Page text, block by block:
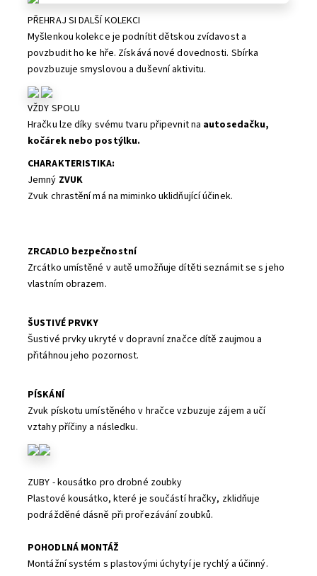
PŘEHRAJ SI DALŠÍ KOLEKCI
Myšlenkou kolekce je podnítit dětskou zvídavost a
povzbudit ho ke hře. Získává nové dovednosti. Sbírka
povzbuzuje smyslovou a duševní aktivitu.
VŽDY SPOLU
Hračku lze díky svému tvaru připevnit na autosedačku,
kočárek nebo postýlku.
CHARAKTERISTIKA:
Jemný ZVUK
Zvuk chrastění má na miminko uklidňující účinek.
ZRCADLO bezpečnostní
Zrcátko umístěné v autě umožňuje dítěti seznámit se s jeho
vlastním obrazem.
ŠUSTIVÉ PRVKY
Šustivé prvky ukryté v dopravní značce dítě zaujmou a
přitáhnou jeho pozornost.
PÍSKÁNÍ
Zvuk pískotu umístěného v hračce vzbuzuje zájem a učí
vztahy příčiny a následku.
ZUBY - kousátko pro drobné zoubky
Plastové kousátko, které je součástí hračky, zklidňuje
podrážděné dásně při prořezávání zoubků.
POHODLNÁ MONTÁŽ
Montážní systém s plastovými úchytyí je rychlý a účinný.